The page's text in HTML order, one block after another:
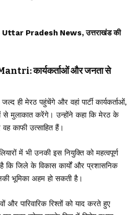
Pradesh News, उत्तराखंड की
कार्यकर्ताओं और जनता से
ही मेरठ पहुंचेंगे और वहां पार्टी कार्यकर्ताओं,
से मुलाकात करेंगे। उन्होंने कहा कि मेरठ के
काफी उत्साहित हैं।
में भी उनकी इस नियुक्ति को महत्वपूर्ण
है कि जिले के विकास कार्यों और प्रशासनिक
भूमिका अहम हो सकती है।
पारिवारिक रिश्तों को याद करते हुए